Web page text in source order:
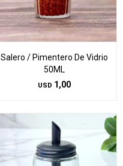
Salero / Pimentero De Vidrio
50ML
USD 1,00